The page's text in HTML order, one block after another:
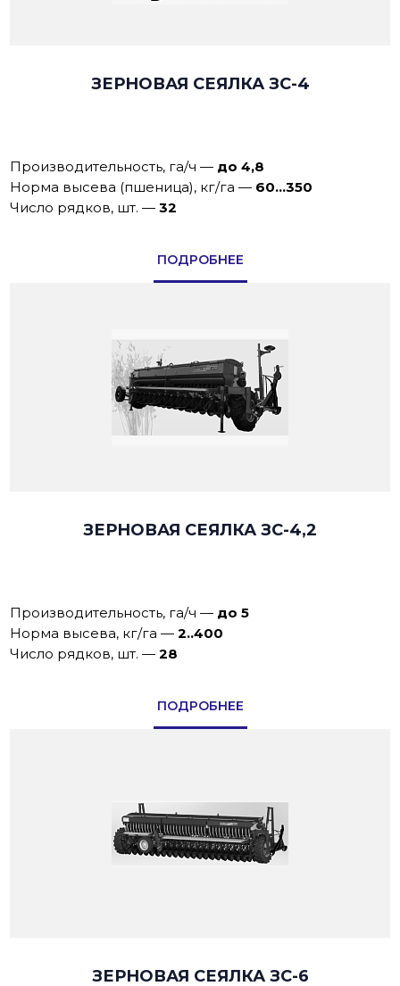
ЗЕРНОВАЯ СЕЯЛКА ЗС-4
Производительность, га/ч — до 4,8
Норма высева (пшеница), кг/га — 60...350
Число рядков, шт. —32
ПОДРОБНЕЕ
ЗЕРНОВАЯ СЕЯЛКА ЗС-4,2
Производительность, га/ч — до 5
Норма высева, кг/га —2..400
Число рядков, шт. —28
ПОДРОБНЕЕ
ЗЕРНОВАЯ СЕЯЛКА ЗС-6